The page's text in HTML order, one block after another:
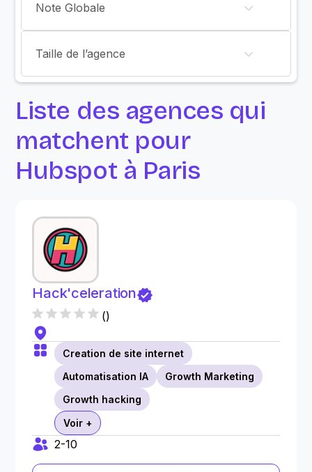
Note Globale
Taille de l’agence
Liste des agences qui
matchent pour
Hubspot à Paris
Hack'celeration
()
Creation de site internet
Automatisation IA
Growth Marketing
Growth hacking
Voir +
2-10